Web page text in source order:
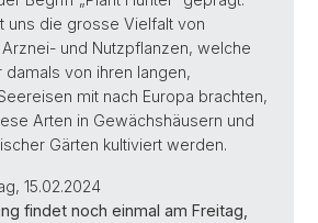
uns die grosse Vielfalt von
und Nutzpflanzen, welche
damals von ihren langen,
mit nach Europa brachten,
Arten in Gewächshäusern und
Gärten kultiviert werden.
15.02.2024
findet noch einmal am Freitag,